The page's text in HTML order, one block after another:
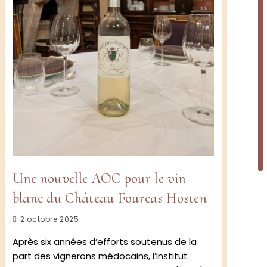
Une nouvelle AOC pour le vin
blanc du Château Fourcas Hosten
Publication
2 octobre 2025
Après six années d’efforts soutenus de la
part des vignerons médocains, l’Institut